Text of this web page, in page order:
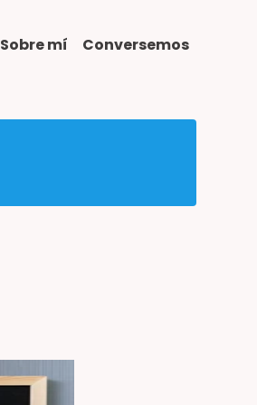
Sobre mí Conversemos